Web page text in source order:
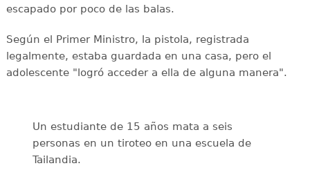
escapado por poco de las balas.
Según el Primer Ministro, la pistola, registrada
legalmente, estaba guardada en una casa, pero el
adolescente "logró acceder a ella de alguna manera".
Un estudiante de 15 años mata a seis
personas en un tiroteo en una escuela de
Tailandia.